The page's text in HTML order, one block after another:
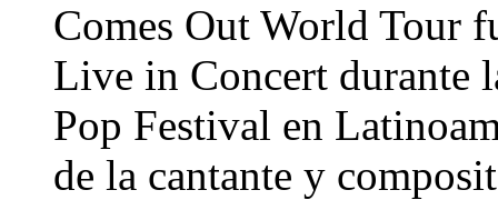
Comes Out World Tour
Live in Concert durante
Pop Festival en
de la cantante y